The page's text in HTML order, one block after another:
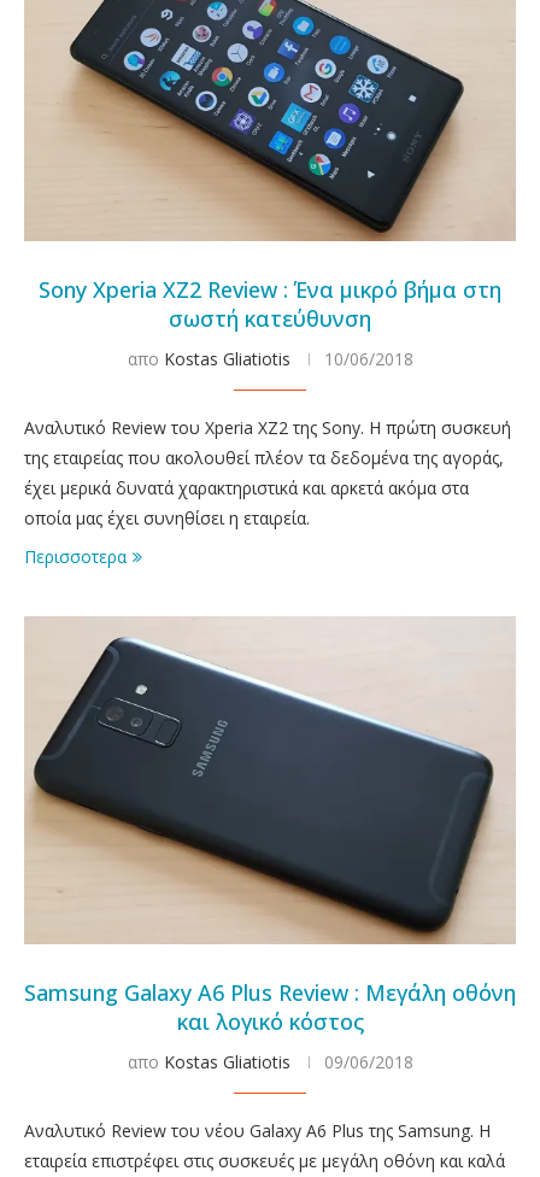
Sony Xperia XZ2 Review : Ένα μικρό βήμα στη
σωστή κατεύθυνση
απο Kostas Gliatiotis 10/06/2018
Αναλυτικό Review του Xperia XZ2 της Sony. Η πρώτη συσκευή
της εταιρείας που ακολουθεί πλέον τα δεδομένα της αγοράς,
έχει μερικά δυνατά χαρακτηριστικά και αρκετά ακόμα στα
οποία μας έχει συνηθίσει η εταιρεία.
Περισσοτερα
Samsung Galaxy A6 Plus Review : Μεγάλη οθόνη
και λογικό κόστος
απο Kostas Gliatiotis 09/06/2018
Αναλυτικό Review του νέου Galaxy A6 Plus της Samsung. Η
εταιρεία επιστρέφει στις συσκευές με μεγάλη οθόνη και καλά